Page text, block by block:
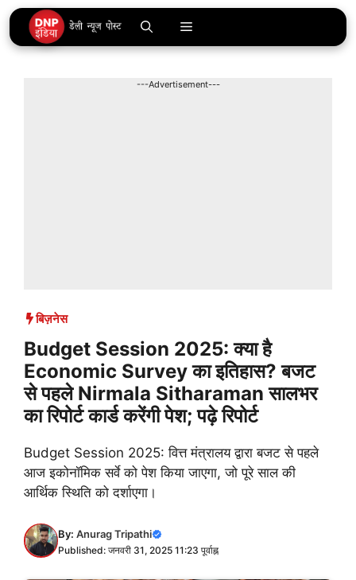
Skip
to
content
Menu
---Advertisement---
बिज़नेस
Budget Session 2025: क्या है
Economic Survey का इतिहास? बजट
से पहले Nirmala Sitharaman सालभर
का रिपोर्ट कार्ड करेंगी पेश; पढ़े रिपोर्ट
Budget Session 2025: वित्त मंत्रालय द्वारा बजट से पहले
आज इकोनॉमिक सर्वे को पेश किया जाएगा, जो पूरे साल की
आर्थिक स्थिति को दर्शाएगा।
By: Anurag Tripathi
Published: जनवरी 31, 2025 11:23 पूर्वाह्न